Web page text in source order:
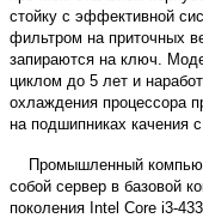
стойку с эффективной
фильтром на приточных
запираются на ключ.
циклом до 5 лет и
охлаждения процессора
на подшипниках качения
Промышленный
собой сервер в базовой
поколения Intel Core i3-